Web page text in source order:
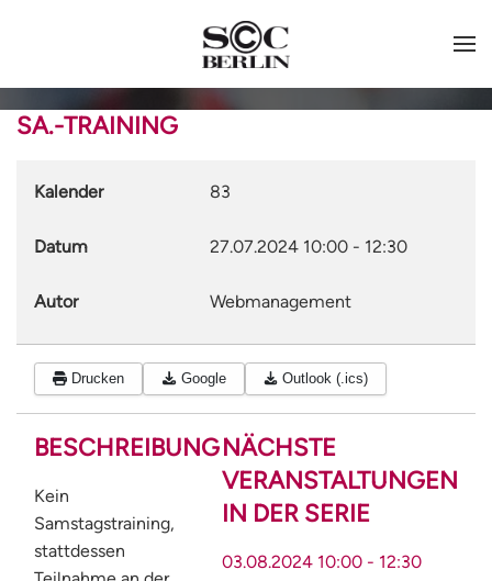
SA.-TRAINING
Kalender 83
Datum 27.07.2024 10:00 - 12:30
Autor Webmanagement
Drucken Google Outlook (.ics)
BESCHREIBUNG
Kein
Samstagstraining,
stattdessen
NÄCHSTE
VERANSTALTUNGEN
IN DER SERIE
03.08.2024 10:00 - 12:30